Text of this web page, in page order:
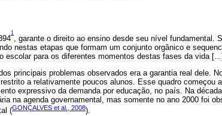
1
, garante o direito ao ensino desde seu nível fundamental.
nestas etapas que formam um conjunto orgânico e
escolar para os diferentes momentos destas fases da vida
principais problemas observados era a garantia real dele.
a relativamente poucos alunos. Esse quadro começou
expressivo da demanda por educação, no país. Na
na agenda governamental, mas somente no ano 2000 foi
(GONÇALVES et al., 2008).